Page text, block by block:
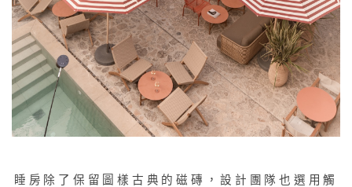
睡房除了保留圖樣古典的磁磚，設計團隊也選用觸